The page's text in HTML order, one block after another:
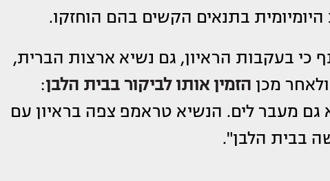
בתנאים הקשים בהם הוחזקו.
כי בעקבות הראיון, גם נשיא ארצות הברית,
מכן הזמין אותו לביקור בבית הלבן:
גם מעבר לים. הנשיא טראמפ צפה בראיון עם
בבית הלבן".